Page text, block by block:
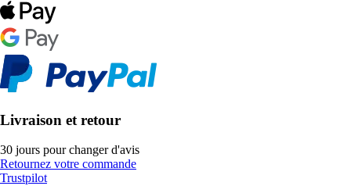
Livraison et retour
30 jours pour changer d'avis
Retournez votre commande
Trustpilot